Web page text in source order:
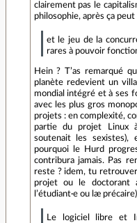
clairement pas le
philosophie, après ça
et le jeu de la
rares à pouvoir
Hein ? T’as remarqué
planète redevient un
mondial intégré et à ses
avec les plus gros
projets : en complexité,
partie du projet Linux
soutenait les
pourquoi le Hurd
contribura jamais. Pas
reste ? idem, tu
projet ou le doctorant
l’étudiant·e ou læ
Le logiciel libre et